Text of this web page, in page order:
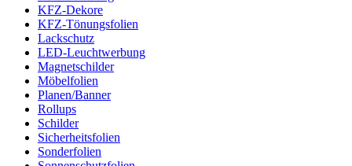
KFZ-Dekore
KFZ-Tönungsfolien
Lackschutz
LED-Leuchtwerbung
Magnetschilder
Möbelfolien
Planen/Banner
Rollups
Schilder
Sicherheitsfolien
Sonderfolien